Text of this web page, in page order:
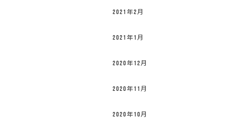
2021年2月
2021年1月
2020年12月
2020年11月
2020年10月